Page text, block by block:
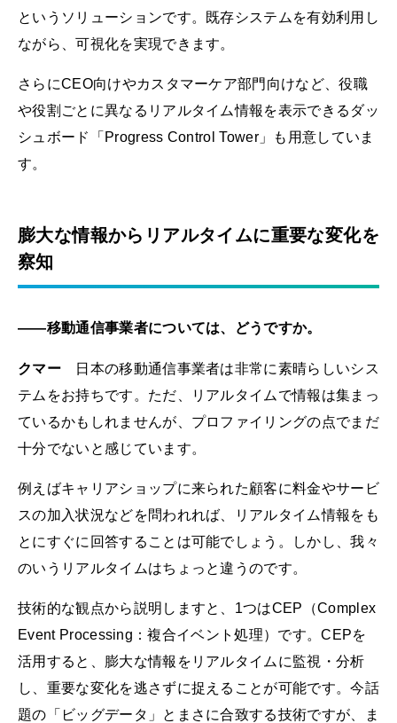
というソリューションです。既存システムを有効利用し
ながら、可視化を実現できます。
さらにCEO向けやカスタマーケア部門向けなど、役職
や役割ごとに異なるリアルタイム情報を表示できるダッ
シュボード「Progress Control Tower」も用意していま
す。
膨大な情報からリアルタイムに重要な変化を
察知
――移動通信事業者については、どうですか。
クマー日本の移動通信事業者は非常に素晴らしいシス
テムをお持ちです。ただ、リアルタイムで情報は集まっ
ているかもしれませんが、プロファイリングの点でまだ
十分でないと感じています。
例えばキャリアショップに来られた顧客に料金やサービ
スの加入状況などを問われれば、リアルタイム情報をも
とにすぐに回答することは可能でしょう。しかし、我々
のいうリアルタイムはちょっと違うのです。
技術的な観点から説明しますと、1つはCEP（Complex
Event Processing：複合イベント処理）です。CEPを
活用すると、膨大な情報をリアルタイムに監視・分析
し、重要な変化を逃さずに捉えることが可能です。今話
題の「ビッグデータ」とまさに合致する技術ですが、ま